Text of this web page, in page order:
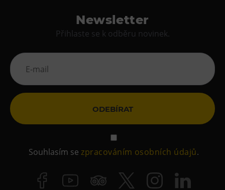
Newsletter
Přihlaste se k odběru novinek.
ODEBÍRAT
Souhlasím sezpracováním osobních údajů.